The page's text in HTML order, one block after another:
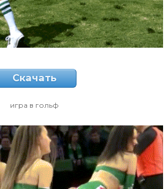
Скачать
игра в гольф